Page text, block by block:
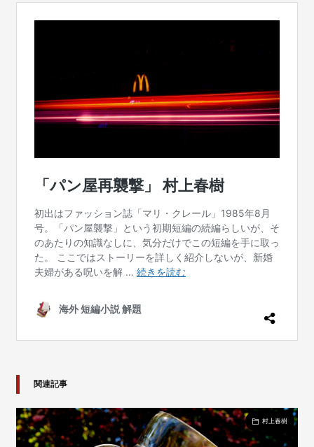
関連記事
村上春樹